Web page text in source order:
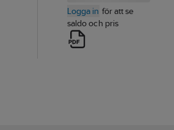
Logga in för att se
saldo och pris